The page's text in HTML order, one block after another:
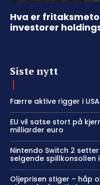
Hva er
investorer
Siste nytt
Færre aktive rigger i
EU vil satse stort på
milliarder euro
Nintendo Switch 2
selgende spillkonsollen
Oljeprisen stiger – håp